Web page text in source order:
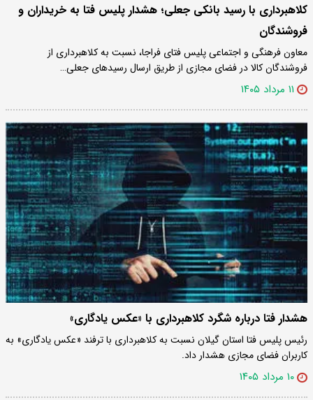
کلاهبرداری با رسید بانکی جعلی؛ هشدار پلیس فتا به خریداران و
فروشندگان
معاون فرهنگی و اجتماعی پلیس فتای فراجا، نسبت به کلاهبرداری از
فروشندگان کالا در فضای مجازی از طریق ارسال رسیدهای جعلی…
۱۱ مرداد ۱۴۰۵
هشدار فتا درباره شگرد کلاهبرداری با «عکس یادگاری»
رئیس پلیس فتا استان گیلان نسبت به کلاهبرداری با ترفند «عکس یادگاری» به
کاربران فضای مجازی هشدار داد.
۱۰ مرداد ۱۴۰۵